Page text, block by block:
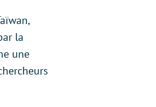
la
une